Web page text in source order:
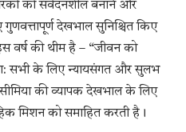
को संवेदनशील बनाने और
देखभाल सुनिश्चित किए
वर्ष की थीम है – “जीवन को
सभी के लिए न्यायसंगत और सुलभ
की व्‍यापक देखभाल के लिए
मिशन को समाहित करती है।